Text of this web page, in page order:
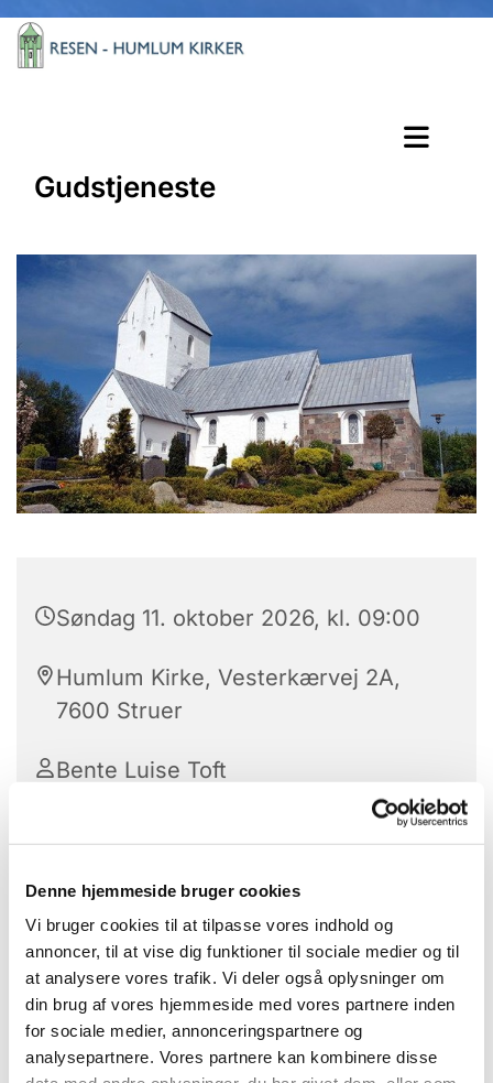
Denne hjemmeside bruger cookies
Vi bruger cookies til at tilpasse vores indhold og
annoncer, til at vise dig funktioner til sociale medier og til
at analysere vores trafik. Vi deler også oplysninger om
din brug af vores hjemmeside med vores partnere inden
for sociale medier, annonceringspartnere og
analysepartnere. Vores partnere kan kombinere disse
Gudstjeneste
Søndag 11. oktober 2026, kl. 09:00
Humlum Kirke, Vesterkærvej 2A,
7600 Struer
Bente Luise Toft